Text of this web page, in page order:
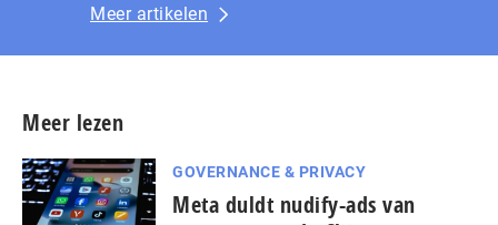
Meer artikelen
Meer lezen
GOVERNANCE & PRIVACY
Meta duldt nudify-ads van